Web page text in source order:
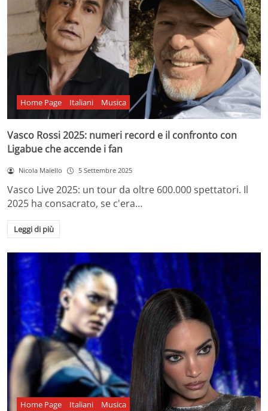
Home Page Italiani Musica
Vasco Rossi 2025: numeri record e il confronto con
Ligabue che accende i fan
Nicola Maiello 5 Settembre 2025
Vasco Live 2025: un tour da oltre 600.000 spettatori. Il
2025 ha consacrato, se c'era…
Leggi di più
Home Page Italiani Musica